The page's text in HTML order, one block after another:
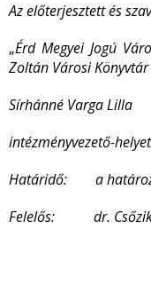
Az előterjesztett és
„Érd Megyei Jogú
Zoltán Városi
Sírhánné Varga Lilla
intézményvezető-
Határidő: a
Felelős: dr. Csőzik